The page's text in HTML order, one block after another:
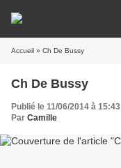
Accueil » Ch De Bussy
Ch De Bussy
Publié le 11/06/2014 à 15:43
Par Camille